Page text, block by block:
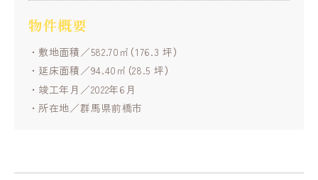
物件概要
敷地面積／582.70㎡（176.3 坪）
延床面積／94.40㎡（28.5 坪）
竣工年月／2022年6月
所在地／群馬県前橋市